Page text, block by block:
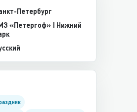
Петербург
«Петергоф» | Нижний